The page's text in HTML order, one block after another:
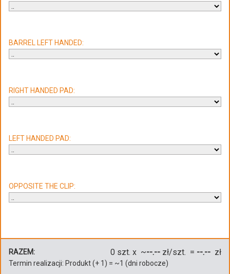
BARREL LEFT HANDED:
RIGHT HANDED PAD:
LEFT HANDED PAD:
OPPOSITE THE CLIP:
RAZEM: 0 szt. x ~--.-- zł/szt. = --.-- zł
Termin realizacji: Produkt(+ 1 ) = ~1 (dni robocze)